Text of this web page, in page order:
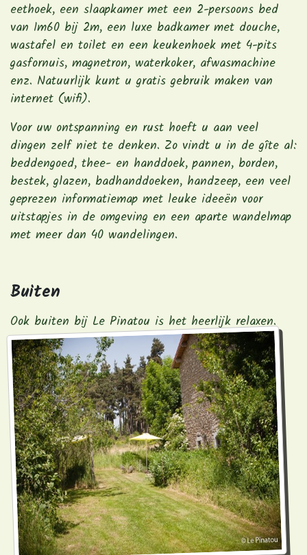
eethoek, een slaapkamer met een 2-persoons bed
van 1m60 bij 2m, een luxe badkamer met douche,
wastafel en toilet en een keukenhoek met 4-pits
gasfornuis, magnetron, waterkoker, afwasmachine
enz. Natuurlijk kunt u gratis gebruik maken van
internet (wifi).
Voor uw ontspanning en rust hoeft u aan veel
dingen zelf niet te denken. Zo vindt u in de gîte al:
beddengoed, thee- en handdoek, pannen, borden,
bestek, glazen, badhanddoeken, handzeep, een veel
geprezen informatiemap met leuke ideeën voor
uitstapjes in de omgeving en een aparte wandelmap
met meer dan 40 wandelingen.
Buiten
Ook buiten bij Le Pinatou is het heerlijk relaxen.